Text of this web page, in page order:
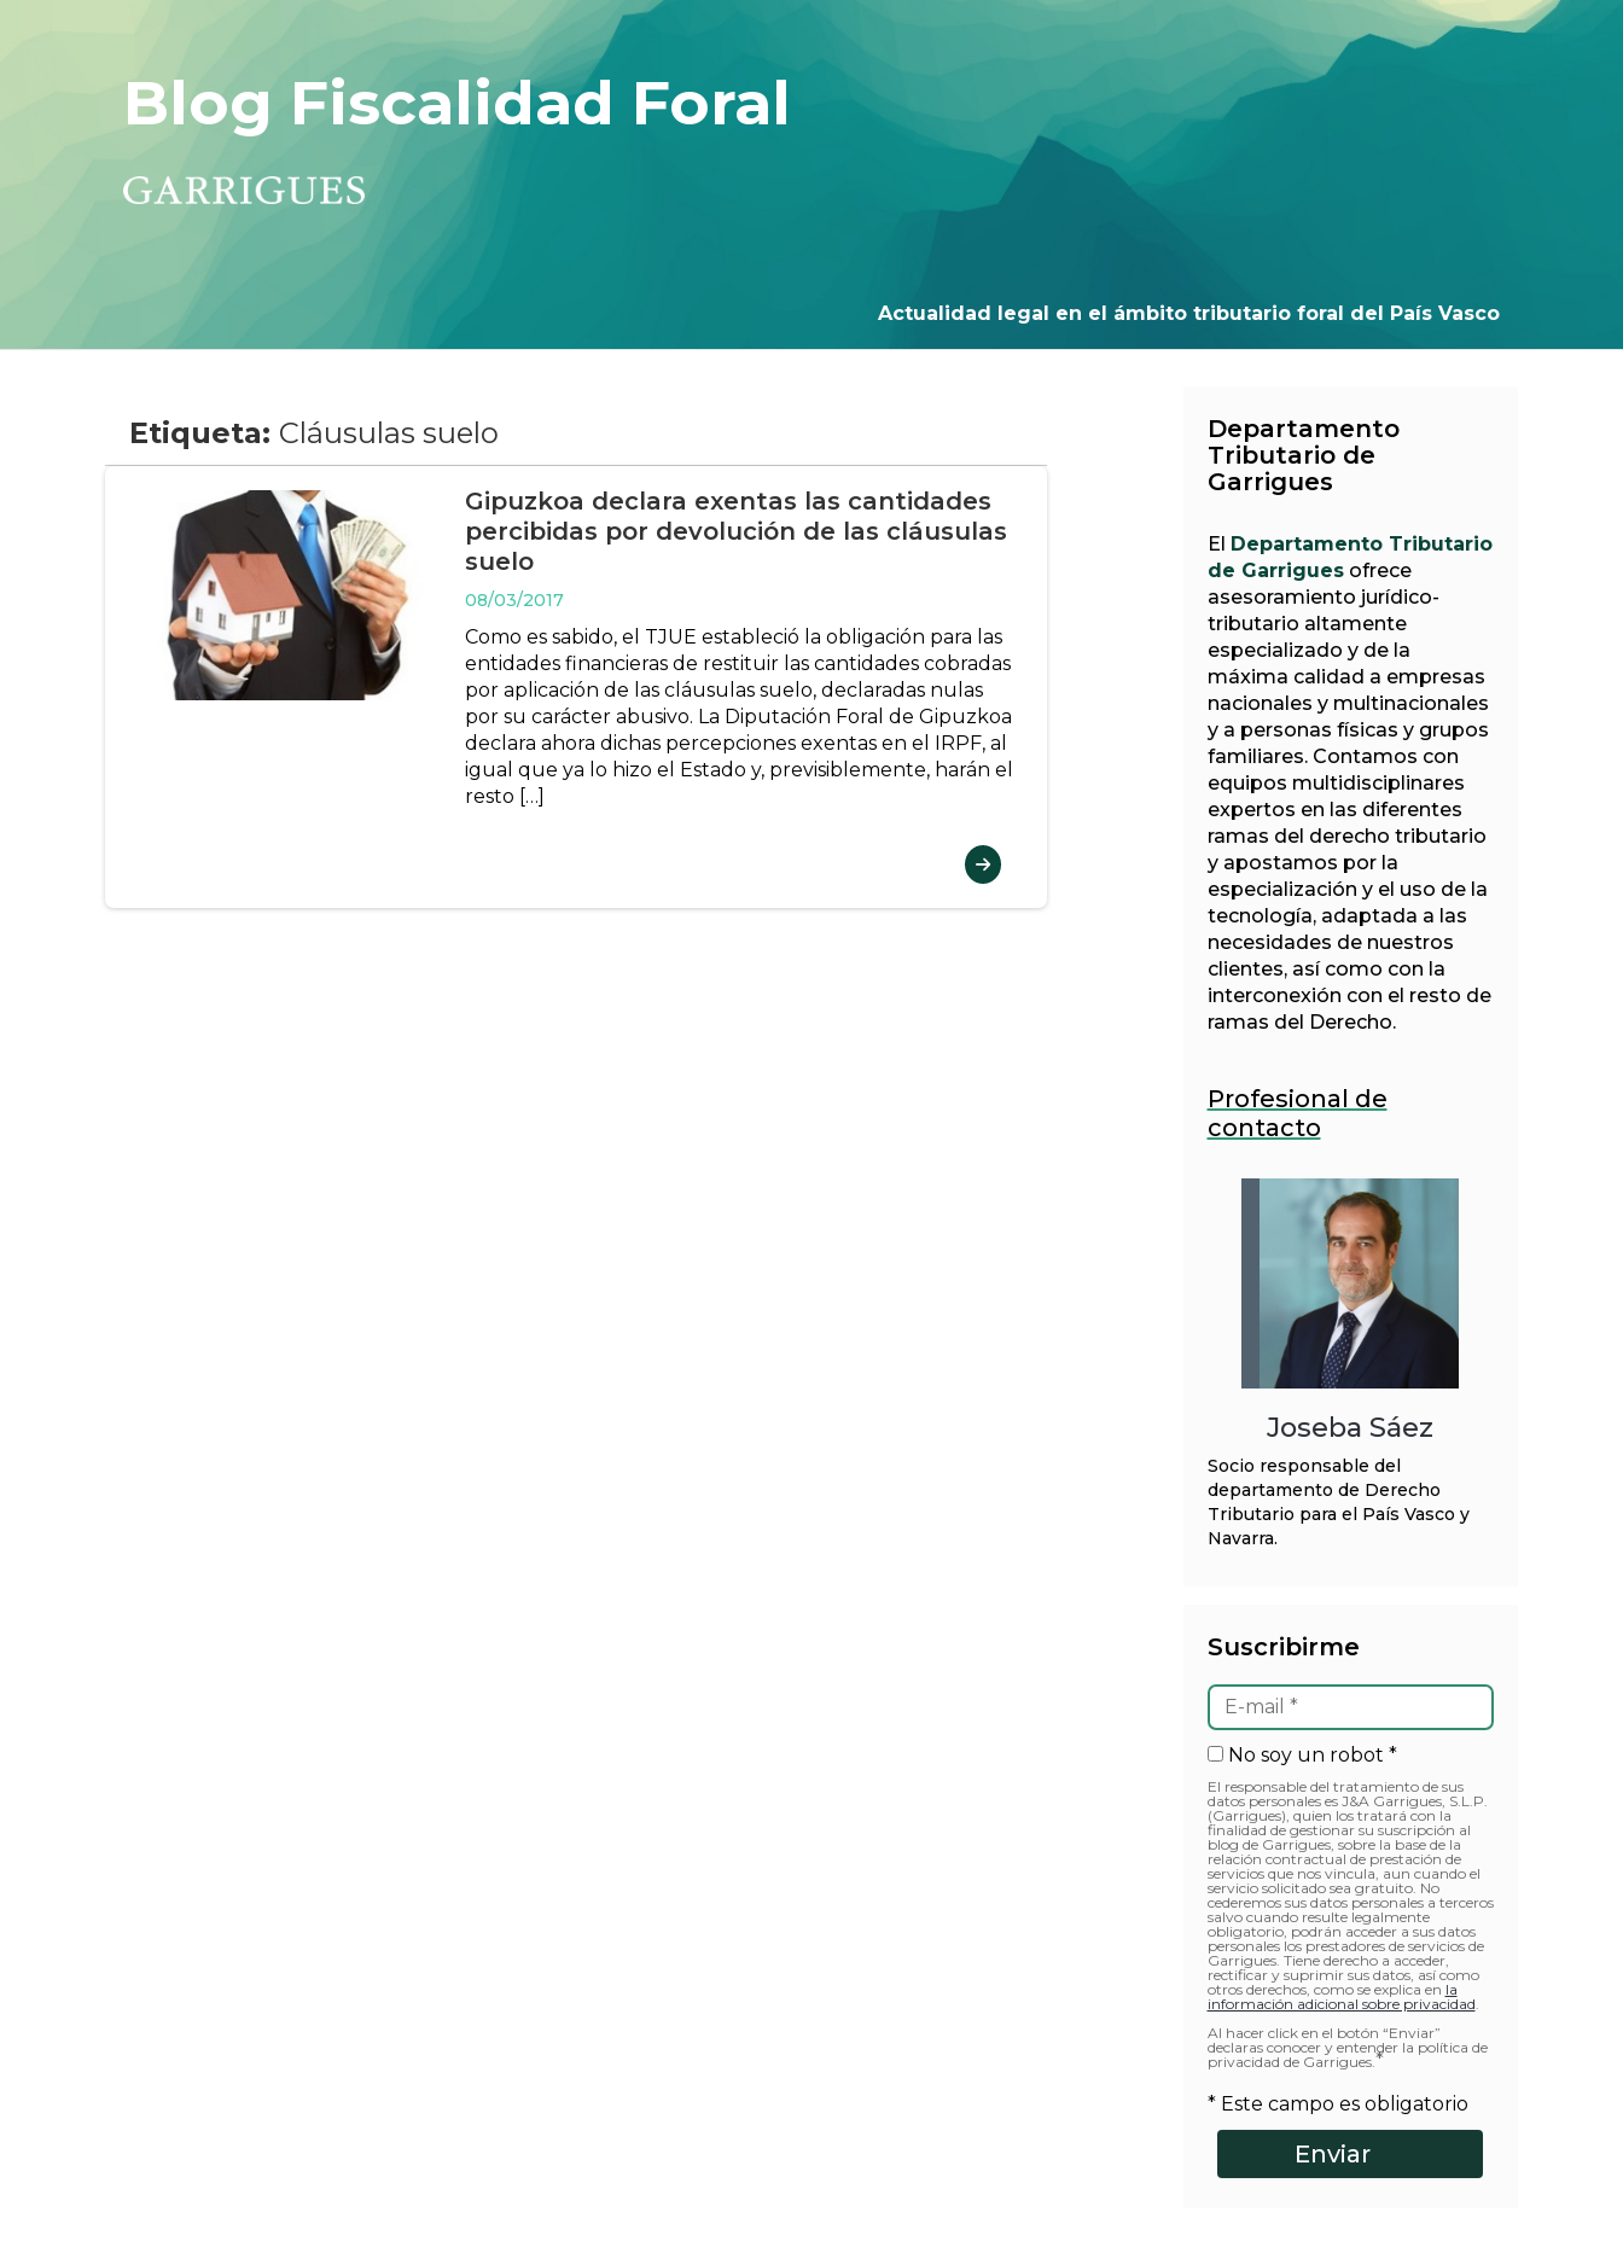
Blog Fiscalidad Foral
Actualidad legal en el ámbito tributario foral del País Vasco
Etiqueta: Cláusulas suelo
Gipuzkoa declara exentas las cantidades
percibidas por devolución de las cláusulas
suelo
08/03/2017
Como es sabido, el TJUE estableció la obligación para las
entidades financieras de restituir las cantidades cobradas
por aplicación de las cláusulas suelo, declaradas nulas
por su carácter abusivo. La Diputación Foral de Gipuzkoa
declara ahora dichas percepciones exentas en el IRPF, al
igual que ya lo hizo el Estado y, previsiblemente, harán el
resto […]
Departamento
Tributario de
Garrigues
El
Departamento Tributario
de Garriguesofrece
asesoramiento jurídico-
tributario altamente
especializado y de la
máxima calidad a empresas
nacionales y multinacionales
y a personas físicas y grupos
familiares. Contamos con
equipos multidisciplinares
expertos en las diferentes
ramas del derecho tributario
y apostamos por la
especialización y el uso de la
tecnología, adaptada a las
necesidades de nuestros
clientes, así como con la
interconexión con el resto de
ramas del Derecho.
Profesional de
contacto
Joseba Sáez
Socio responsable del
departamento de Derecho
Tributario para el País Vasco y
Navarra.
Suscribirme
No soy un robot *
El responsable del tratamiento de sus
datos personales es J&A Garrigues, S.L.P.
(Garrigues), quien los tratará con la
finalidad de gestionar su suscripción al
blog de Garrigues, sobre la base de la
relación contractual de prestación de
servicios que nos vincula, aun cuando el
servicio solicitado sea gratuito. No
cederemos sus datos personales a terceros
salvo cuando resulte legalmente
obligatorio, podrán acceder a sus datos
personales los prestadores de servicios de
Garrigues. Tiene derecho a acceder,
rectificar y suprimir sus datos, así como
otros derechos, como se explica en la
información adicional sobre privacidad.
Al hacer click en el botón “Enviar”
declaras conocer y entender la política de
privacidad de Garrigues.*
* Este campo es obligatorio